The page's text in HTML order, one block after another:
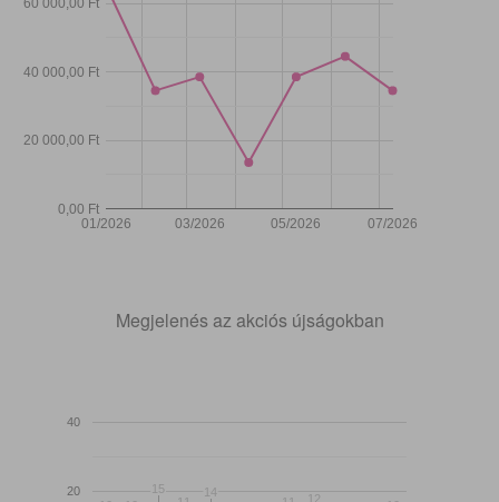
01/2026 03/2026 05/2026 07/2026
0,00 Ft
20 000,00 Ft
40 000,00 Ft
60 000,00 Ft
Megjelenés az akciós újságokban
20
40
15
15
1414 12
12